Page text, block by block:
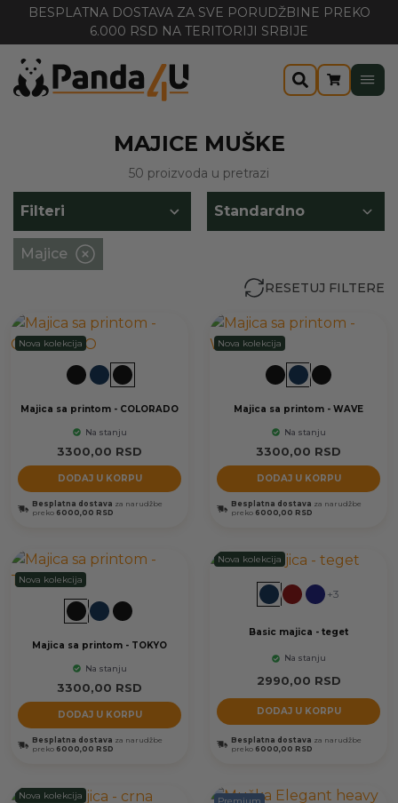
BESPLATNA DOSTAVA ZA SVE PORUDŽBINE PREKO
6.000 RSD NA TERITORIJI SRBIJE
MAJICE MUŠKE
50 proizvoda u pretrazi
Filteri
Majice
RESETUJ FILTERE
Nova kolekcija
Majica sa printom - COLORADO
Na stanju
3300,00 RSD
DODAJ U KORPU
Besplatna dostava za narudžbe
preko 6000,00 RSD
Nova kolekcija
Majica sa printom - WAVE
Na stanju
3300,00 RSD
DODAJ U KORPU
Besplatna dostava za narudžbe
preko 6000,00 RSD
Nova kolekcija
Majica sa printom - TOKYO
Na stanju
3300,00 RSD
DODAJ U KORPU
Besplatna dostava za narudžbe
preko 6000,00 RSD
Nova kolekcija
+3
Basic majica - teget
Na stanju
2990,00 RSD
DODAJ U KORPU
Besplatna dostava za narudžbe
preko 6000,00 RSD
Nova kolekcija